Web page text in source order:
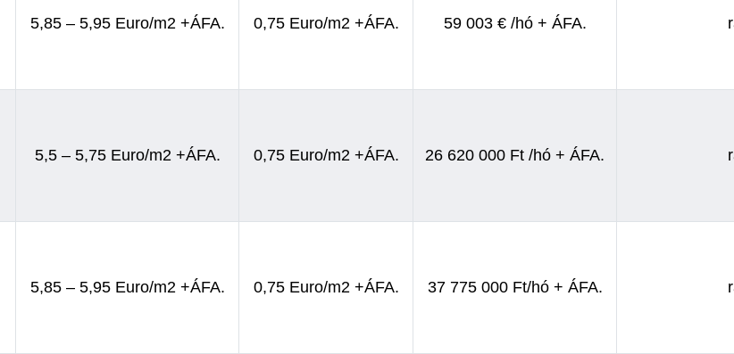
5,85 – 5,95 Euro/m2 +ÁFA. 0,75 Euro/m2 +ÁFA. 59 003 € /hó + ÁFA.
5,5 – 5,75 Euro/m2 +ÁFA. 0,75 Euro/m2 +ÁFA. 26 620 000 Ft /hó + ÁFA.
5,85 – 5,95 Euro/m2 +ÁFA. 0,75 Euro/m2 +ÁFA. 37 775 000 Ft/hó + ÁFA.